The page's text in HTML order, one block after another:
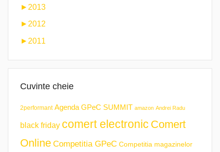
► 2013
► 2012
► 2011
Cuvinte cheie
2performant Agenda GPeC SUMMIT amazon Andrei Radu
black friday comert electronic Comert
Online Competitia GPeC Competitia magazinelor